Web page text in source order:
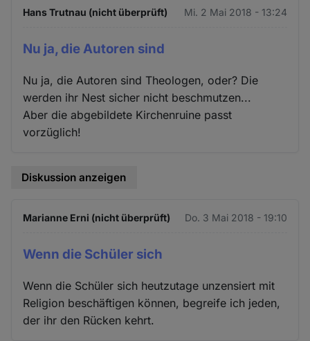
Hans Trutnau (nicht überprüft) Mi. 2 Mai 2018 - 13:24
Nu ja, die Autoren sind
Nu ja, die Autoren sind Theologen, oder? Die
werden ihr Nest sicher nicht beschmutzen...
Aber die abgebildete Kirchenruine passt
vorzüglich!
Diskussion anzeigen
Marianne Erni (nicht überprüft) Do. 3 Mai 2018 - 19:10
Wenn die Schüler sich
Wenn die Schüler sich heutzutage unzensiert mit
Religion beschäftigen können, begreife ich jeden,
der ihr den Rücken kehrt.